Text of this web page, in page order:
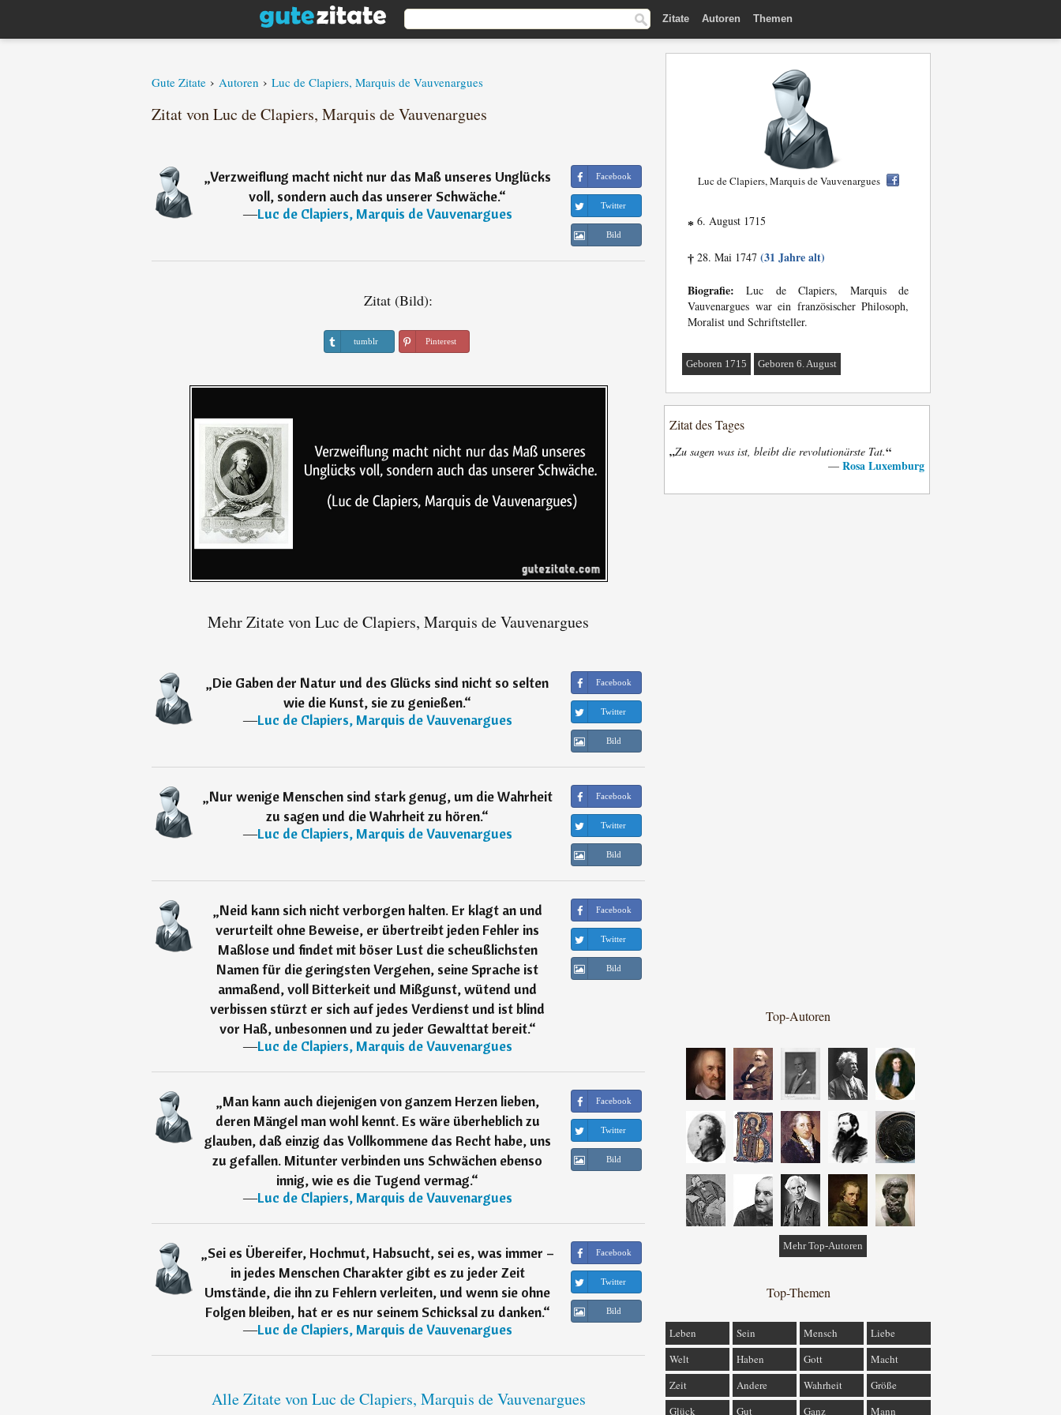
Zitate Autoren Themen
Gute Zitate › Autoren › Luc de Clapiers, Marquis de Vauvenargues
Zitat von Luc de Clapiers, Marquis de Vauvenargues
„Verzweiflung macht nicht nur das Maß unseres Unglücks
voll, sondern auch das unserer Schwäche.“
―Luc de Clapiers, Marquis de Vauvenargues
Facebook
Twitter
Bild
Zitat (Bild):
tumblr Pinterest
Mehr Zitate von Luc de Clapiers, Marquis de Vauvenargues
„Die Gaben der Natur und des Glücks sind nicht so selten
wie die Kunst, sie zu genießen.“
―Luc de Clapiers, Marquis de Vauvenargues
Facebook
Twitter
Bild
„Nur wenige Menschen sind stark genug, um die Wahrheit
zu sagen und die Wahrheit zu hören.“
―Luc de Clapiers, Marquis de Vauvenargues
Facebook
Twitter
Bild
„Neid kann sich nicht verborgen halten. Er klagt an und
verurteilt ohne Beweise, er übertreibt jeden Fehler ins
Maßlose und findet mit böser Lust die scheußlichsten
Namen für die geringsten Vergehen, seine Sprache ist
anmaßend, voll Bitterkeit und Mißgunst, wütend und
verbissen stürzt er sich auf jedes Verdienst und ist blind
vor Haß, unbesonnen und zu jeder Gewalttat bereit.“
―Luc de Clapiers, Marquis de Vauvenargues
Facebook
Twitter
Bild
„Man kann auch diejenigen von ganzem Herzen lieben,
deren Mängel man wohl kennt. Es wäre überheblich zu
glauben, daß einzig das Vollkommene das Recht habe, uns
zu gefallen. Mitunter verbinden uns Schwächen ebenso
innig, wie es die Tugend vermag.“
―Luc de Clapiers, Marquis de Vauvenargues
Facebook
Twitter
Bild
„Sei es Übereifer, Hochmut, Habsucht, sei es, was immer –
in jedes Menschen Charakter gibt es zu jeder Zeit
Umstände, die ihn zu Fehlern verleiten, und wenn sie ohne
Folgen bleiben, hat er es nur seinem Schicksal zu danken.“
―Luc de Clapiers, Marquis de Vauvenargues
Facebook
Twitter
Bild
Alle Zitate von Luc de Clapiers, Marquis de Vauvenargues
Luc de Clapiers, Marquis de Vauvenargues
* 6. August 1715
† 28. Mai 1747 (31 Jahre alt)
Biografie: Luc de Clapiers, Marquis de
Vauvenargues war ein französischer Philosoph,
Moralist und Schriftsteller.
Geboren 1715 Geboren 6. August
Zitat des Tages
„Zu sagen was ist, bleibt die revolutionärste Tat.“
— Rosa Luxemburg
Top-Autoren
Mehr Top-Autoren
Top-Themen
Leben Sein Mensch
Liebe
Welt
Haben Gott
Macht
Zeit
Andere Wahrheit
Größe
Glück
Gut Ganz Mann